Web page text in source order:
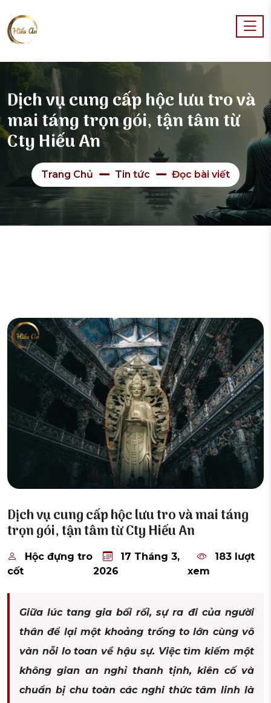
Dịch vụ cung cấp hộc lưu tro và
mai táng trọn gói, tận tâm từ
Cty Hiếu An
Trang Chủ Tin tức Đọc bài viết
Dịch vụ cung cấp hộc lưu tro và mai táng
trọn gói, tận tâm từ Cty Hiếu An
Hộc đựng tro
cốt
17 Tháng 3,
2026
183 lượt
xem
Giữa lúc tang gia bối rối, sự ra đi của người
thân để lại một khoảng trống to lớn cùng vô
vàn nỗi lo toan về hậu sự. Việc tìm kiếm một
không gian an nghỉ thanh tịnh, kiên cố và
chuẩn bị chu toàn các nghi thức tâm linh là